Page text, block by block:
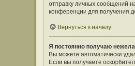
отправку личных сообщений
конференции для получения
Вернуться к началу
Я постоянно получаю
Вы можете автоматически
Если вы получаете